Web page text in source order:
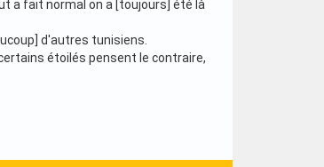
a fait normal on a [toujours] été là
d'autres tunisiens.
étoilés pensent le contraire,